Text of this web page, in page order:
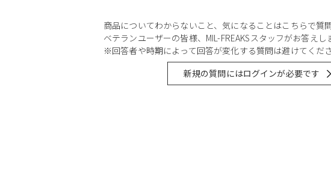
商品についてわからないこと、気になることはこちらで質
ベテランユーザーの皆様、MIL-FREAKSスタッフがお答えし
※回答者や時期によって回答が変化する質問は避けてくださ
新規の質問にはログインが必要です